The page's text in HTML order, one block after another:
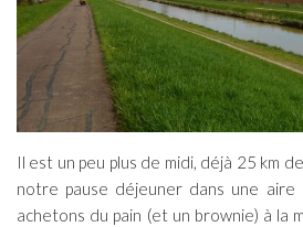
Il est un peu plus de midi, déjà 25 km
notre pause déjeuner dans une aire
achetons du pain (et un brownie) à la